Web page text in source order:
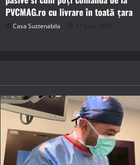
PVCMAG.ro cu livrare în toată țara
Casa Sustenabila 17 iunie 2026